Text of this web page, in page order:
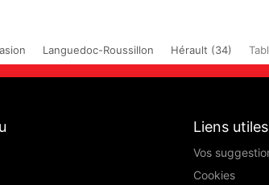
Languedoc-Roussillon Hérault (34)
Liens utiles
Vos
Cookies